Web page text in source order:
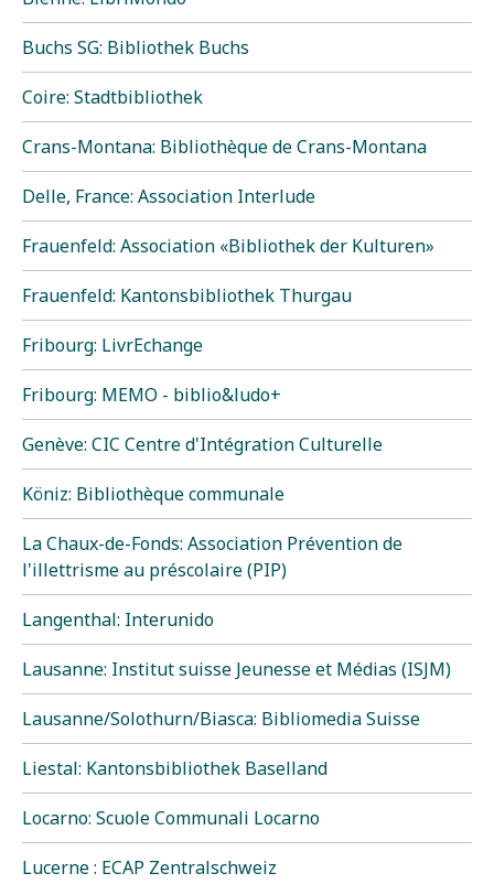
Buchs SG: Bibliothek Buchs
Coire: Stadtbibliothek
Crans-Montana: Bibliothèque de Crans-Montana
Delle, France: Association Interlude
Frauenfeld: Association «Bibliothek der Kulturen»
Frauenfeld: Kantonsbibliothek Thurgau
Fribourg: LivrEchange
Fribourg: MEMO - biblio&ludo+
Genève: CIC Centre d'Intégration Culturelle
Köniz: Bibliothèque communale
La Chaux-de-Fonds: Association Prévention de
l'illettrisme au préscolaire (PIP)
Langenthal: Interunido
Lausanne: Institut suisse Jeunesse et Médias (ISJM)
Lausanne/Solothurn/Biasca: Bibliomedia Suisse
Liestal: Kantonsbibliothek Baselland
Locarno: Scuole Communali Locarno
Lucerne : ECAP Zentralschweiz